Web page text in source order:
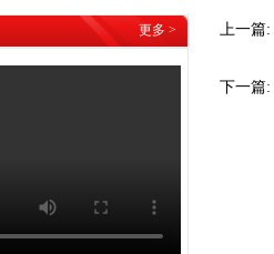
更多 > 上一篇:
下一篇: